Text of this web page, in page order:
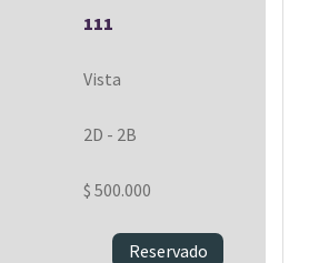
111
Vista
2D - 2B
$ 500.000
Reservado